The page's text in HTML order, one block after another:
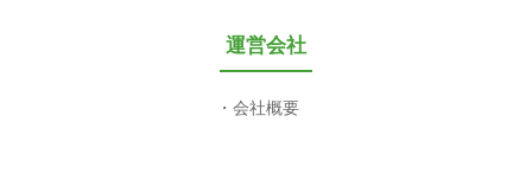
運営会社
会社概要